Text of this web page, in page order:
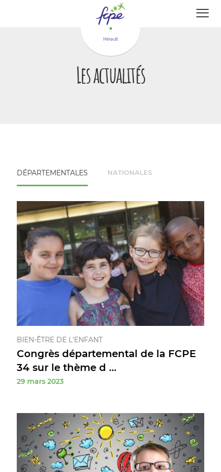
Hérault
Les actualités
DÉPARTEMENTALES NATIONALES
BIEN-ÊTRE DE L'ENFANT
Congrès départemental de la FCPE
34 sur le thème d ...
29 mars 2023